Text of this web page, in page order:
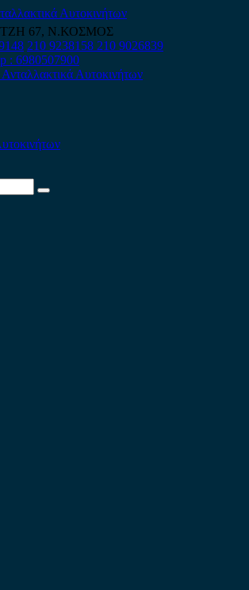
67, Ν.ΚΟΣΜΟΣ
210 9238158 210 9026839
: 6980507900